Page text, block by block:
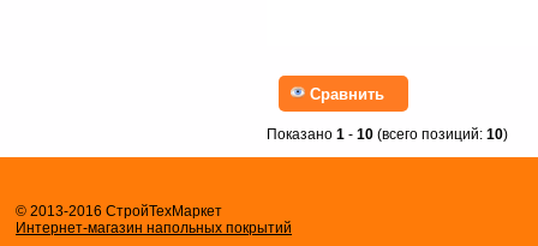
Сравнить
Показано1 -10 (всего позиций:10)
© 2013-2016 СтройТехМаркет
Интернет-магазин напольных покрытий